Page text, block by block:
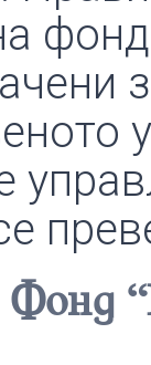
Фонд